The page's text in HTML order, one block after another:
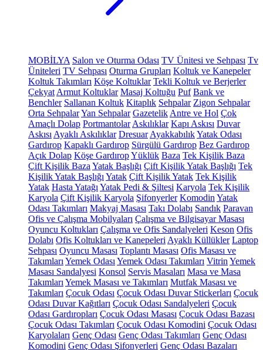
MOBİLYA Salon ve Oturma Odası TV Ünitesi ve Sehpası Tv
Üniteleri TV Sehpası Oturma Grupları Koltuk ve Kanepeler
Koltuk Takımları Köşe Koltuklar Tekli Koltuk ve Berjerler
Çekyat Armut Koltuklar Masaj Koltuğu Puf Bank ve
Benchler Sallanan Koltuk Kitaplık Sehpalar Zigon Sehpalar
Orta SehpalarYan Sehpalar Gazetelik Antre ve Hol Çok
Amaçlı Dolap Portmantolar Askılıklar Kapı Askısı Duvar
Askısı Ayaklı Askılıklar Dresuar AyakkabılıkYatak Odası
Gardırop Kapaklı Gardırop Sürgülü Gardırop Bez Gardırop
Açık Dolap Köşe GardıropYüklük Baza Tek Kişilik Baza
Çift Kişilik Baza Yatak Başlığı Çift Kişilik Yatak Başlığı Tek
Kişilik Yatak Başlığı Yatak Çift Kişilik Yatak Tek Kişilik
Yatak Hasta Yatağı Yatak Pedi & Şiltesi Karyola Tek Kişilik
Karyola Çift Kişilik Karyola Şifonyerler Komodin Yatak
Odası Takımları Makyaj Masası Takı Dolabı Sandık Paravan
Ofis ve Çalışma Mobilyaları Çalışma ve Bilgisayar Masası
Oyuncu Koltukları Çalışma ve Ofis Sandalyeleri Keson Ofis
Dolabı Ofis Koltukları ve Kanepeleri Ayaklı Küllükler Laptop
Sehpası Oyuncu Masası Toplantı Masası Ofis Masası ve
Takımları Yemek Odası Yemek Odası Takımları Vitrin Yemek
Masası Sandalyesi Konsol Servis Masaları Masa ve Masa
Takımları Yemek Masası ve Takımları Mutfak Masası ve
Takımları Çocuk Odası Çocuk Odası Duvar Stickerları Çocuk
Odası Duvar Kağıtları Çocuk Odası Sandalyeleri Çocuk
Odası Gardıropları Çocuk Odası Masası Çocuk Odası Bazası
Çocuk Odası Takımları Çocuk Odası Komodini Çocuk Odası
Karyolaları Genç Odası Genç Odası Takımları Genç Odası
Komodini Genç Odası Şifonyerleri Genç Odası Bazaları